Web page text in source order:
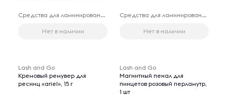
Средства для ламинирования и биозавивки ресниц
Нет в наличии
Средства для ламинирования и биозавивки ресниц
Нет в наличии
Lash and Go
Кремовый ремувер для
ресниц «ariel», 15 г
Lash and Go
Магнитный пенал для
пинцетов розовый перламутр,
1 шт